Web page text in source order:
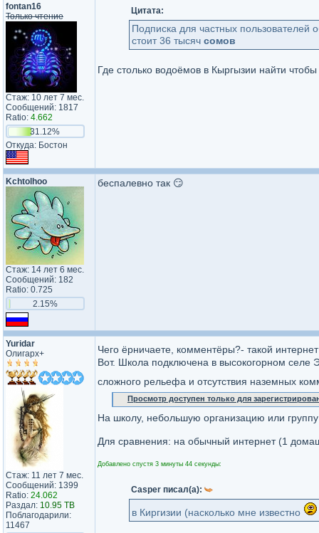
fontan16
Только чтение
Стаж: 10 лет 7 мес.
Сообщений: 1817
Ratio: 4.662
31.12%
Откуда: Бостон
Цитата:
Подписка для частных пользователей
стоит 36 тысяч сомов
Где столько водоёмов в Кыргызии найти
Kchtolhoo
Стаж: 14 лет 6 мес.
Сообщений: 182
Ratio: 0.725
2.15%
беспалевно так 😏
Yuridar
Олигарх+
Стаж: 11 лет 7 мес.
Сообщений: 1399
Ratio: 24.062
Раздал: 10.95 TB
Поблагодарили:
11467
Чего ёрничаете, комментёры?- такой
Вот. Школа подключена в высокогорном селе
сложного рельефа и отсутствия наземных
Просмотр доступен только для
На школу, небольшую организацию или
Для сравнения: на обычный интернет (1
Добавлено спустя 3 минуты 44 секунды:
Casper писал(а):
в Киргизии (насколько мне известно